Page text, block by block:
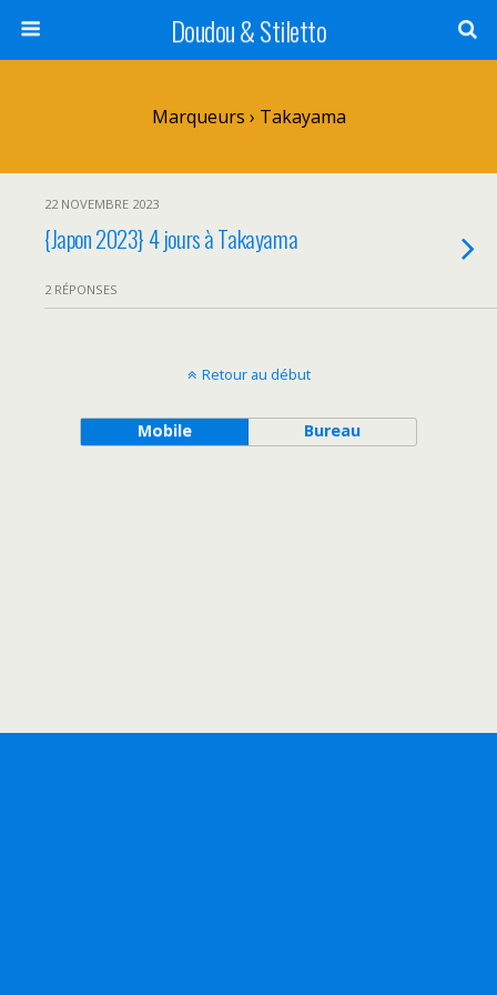
Doudou & Stiletto
Marqueurs › Takayama
22 NOVEMBRE 2023
{Japon 2023} 4 jours à Takayama
2 RÉPONSES
Retour au début
Mobile Bureau